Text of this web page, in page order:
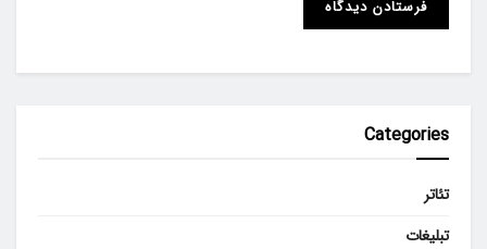
Categories
تئاتر
تبلیغات